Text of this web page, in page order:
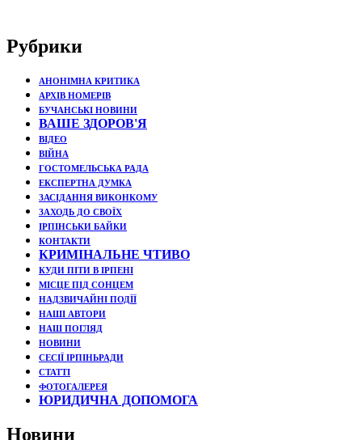
Рубрики
АНОНІМНА КРИТИКА
АРХІВ НОМЕРІВ
БУЧАНСЬКІ НОВИНИ
ВАШЕ ЗДОРОВ'Я
ВІДЕО
ВІЙНА
ГОСТОМЕЛЬСЬКА РАДА
ЕКСПЕРТНА ДУМКА
ЗАСІДАННЯ ВИКОНКОМУ
ЗАХОДЬ ДО СВОЇХ
ІРПІНСЬКИ БАЙКИ
КОНТАКТИ
КРИМІНАЛЬНЕ ЧТИВО
КУДИ ПІТИ В ІРПЕНІ
МІСЦЕ ПІД СОНЦЕМ
НАДЗВИЧАЙНІ ПОДЇЇ
НАШІ АВТОРИ
НАШ ПОГЛЯД
НОВИНИ
СЕСІЇ ІРПІНЬРАДИ
СТАТТІ
ФОТОГАЛЕРЕЯ
ЮРИДИЧНА ДОПОМОГА
Новини